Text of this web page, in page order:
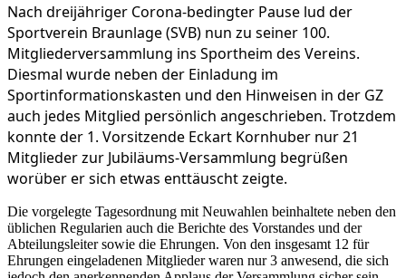
Nach dreijähriger Corona-bedingter Pause lud der
Sportverein Braunlage (SVB) nun zu seiner 100.
Mitgliederversammlung ins Sportheim des Vereins.
Diesmal wurde neben der Einladung im
Sportinformationskasten und den Hinweisen in der GZ
auch jedes Mitglied persönlich angeschrieben. Trotzdem
konnte der 1. Vorsitzende Eckart Kornhuber nur 21
Mitglieder zur Jubiläums-Versammlung begrüßen
worüber er sich etwas enttäuscht zeigte.
Die vorgelegte Tagesordnung mit Neuwahlen beinhaltete neben den
üblichen Regularien auch die Berichte des Vorstandes und der
Abteilungsleiter sowie die Ehrungen. Von den insgesamt 12 für
Ehrungen eingeladenen Mitglieder waren nur 3 anwesend, die sich